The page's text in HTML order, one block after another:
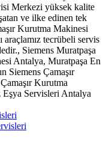
Merkezi yüksek kalite
ve ilke edinen tek
Kurutma Makinesi
araçlamız tecrübeli servis
Siemens Muratpaşa
Antalya, Muratpaşa En
Siemens Çamaşır
Kurutma
Servisleri Antalya